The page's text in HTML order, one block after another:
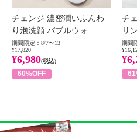
チェンジ 濃密潤いふんわ
り泡洗顔 バブルウォ...
期間限定：8/7〜13
¥17,820
¥6,980(税込)
60%OFF
チ
リ
期間